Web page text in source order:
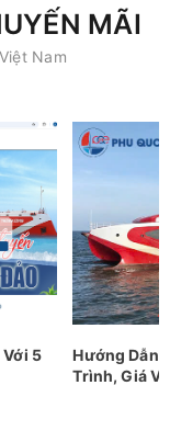
MÃI
Nam
Với 5
Hướng Dẫn
Trình, Giá Vé